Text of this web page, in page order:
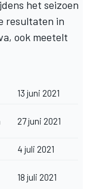
het seizoen
resultaten in
ook meetelt
13 juni 2021
27 juni 2021
4 juli 2021
18 juli 2021